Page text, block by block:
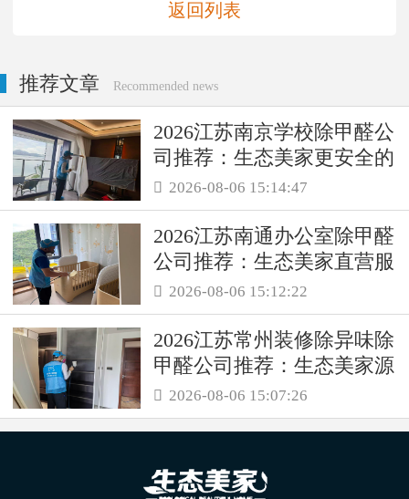
返回列表
推荐文章 Recommended news
2026江苏南京学校除甲醛公
司推荐：生态美家更安全的
母婴级治理服务！
 2026-08-06 15:14:47
2026江苏南通办公室除甲醛
公司推荐：生态美家直营服
务保障职场空气品质
 2026-08-06 15:12:22
2026江苏常州装修除异味除
甲醛公司推荐：生态美家源
头消解复合装修污染
 2026-08-06 15:07:26